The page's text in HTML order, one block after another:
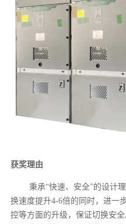
获奖理由
秉承“快速、安全”的设计
换速度提升4-6倍的同时，进一
控等方面的升级，保证切换安